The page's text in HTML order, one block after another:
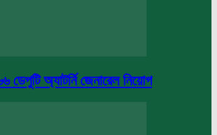
ডেপুটি অ্যাটর্নি জেনারেল নিয়োগ